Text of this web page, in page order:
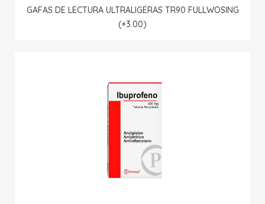
GAFAS DE LECTURA ULTRALIGERAS TR90 FULLWOSING
(+3.00)